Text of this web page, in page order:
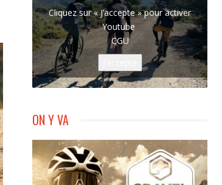
Cliquez sur « J’accepte » pour activer
Youtube
CGU
ON Y VA